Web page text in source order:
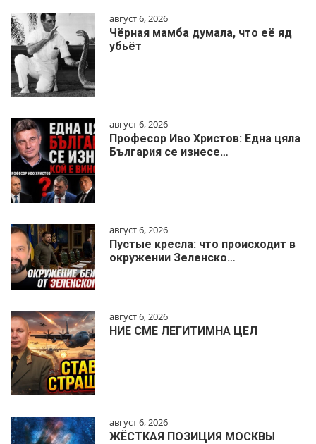
август 6, 2026
Чёрная мамба думала, что её яд
убьёт
август 6, 2026
Професор Иво Христов: Една цяла
България се изнесе…
август 6, 2026
Пустые кресла: что происходит в
окружении Зеленско…
август 6, 2026
НИЕ СМЕ ЛЕГИТИМНА ЦЕЛ
август 6, 2026
ЖЁСТКАЯ ПОЗИЦИЯ МОСКВЫ